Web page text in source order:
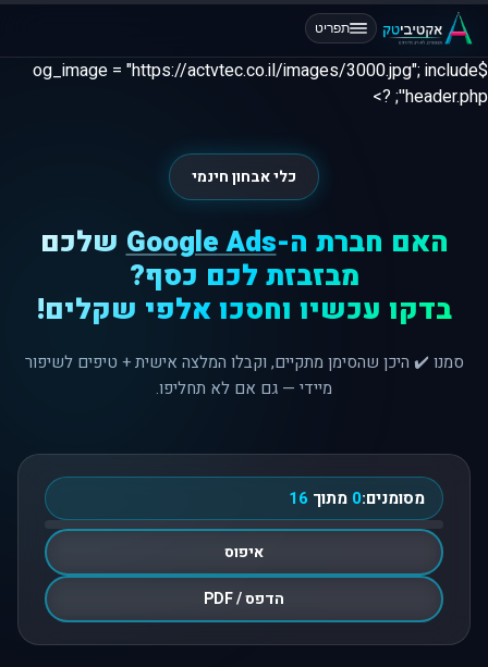
תפריט
$og_image = "https://actvtec.co.il/images/3000.jpg"; include
'header.php'; ?>
כלי אבחון חינמי
האם חברת ה-Google Adsשלכם
מבזבזת לכם כסף?
בדקו עכשיו וחסכו אלפי שקלים!
סמנו ✔️ היכן שהסימן מתקיים, וקבלו המלצה אישית + טיפים לשיפור
מיידי — גם אם לא תחליפו.
מסומנים:0 מתוך 16
איפוס
הדפס / PDF